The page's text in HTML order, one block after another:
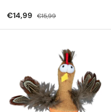
Verkaufspreis
€14,99 Normaler Preis
€15,99